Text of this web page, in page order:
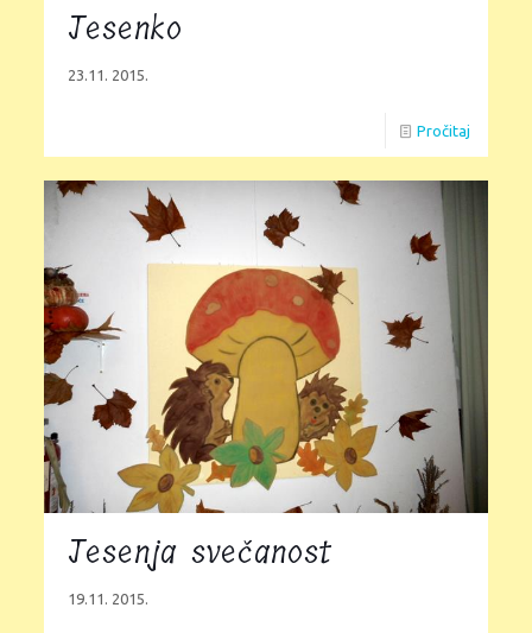
Jesenko
23.11. 2015.
Pročitaj
Jesenja svečanost
19.11. 2015.